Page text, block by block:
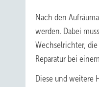
Nach den
werden. Dabei
Wechselrichter,
Reparatur bei
Diese und weitere